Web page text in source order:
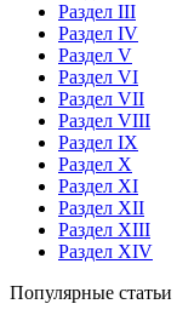
Раздел III
Раздел IV
Раздел V
Раздел VI
Раздел VII
Раздел VIII
Раздел IX
Раздел X
Раздел XI
Раздел XII
Раздел XIII
Раздел XIV
Популярные статьи